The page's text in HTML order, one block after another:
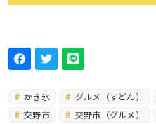
かき氷 グルメ（すどん）
交野市
交野市（グルメ）